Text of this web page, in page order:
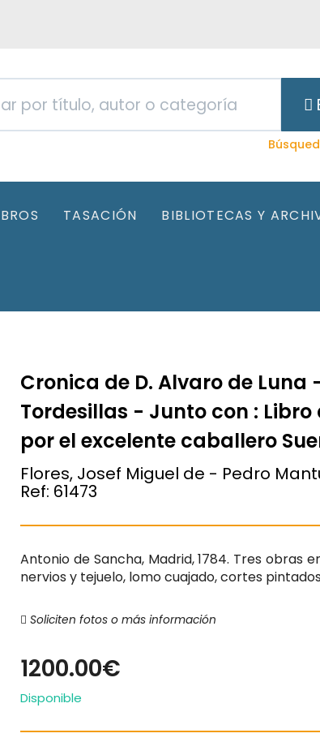
TASACIÓN BIBLIOTECAS Y
Cronica de D. Alvaro de Luna
Tordesillas - Junto con :
por el excelente caballero
Flores, Josef Miguel de - Pedro
Ref: 61473
Antonio de Sancha, Madrid, 1784. Tres obras
nervios y tejuelo, lomo cuajado, cortes
Soliciten fotos o más información
1200.00€
Disponible